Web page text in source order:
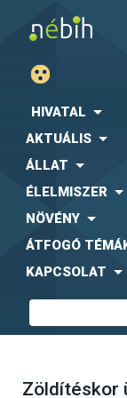
HIVATAL
AKTUÁLIS
ÁLLAT
ÉLELMISZER
NÖVÉNY
ÁTFOGÓ
KAPCSOLAT
Zöldítéskor